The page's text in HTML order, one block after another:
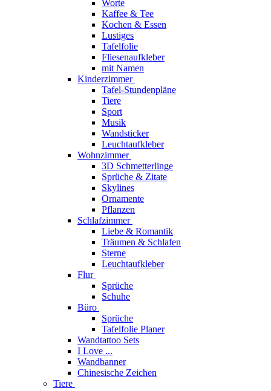
Worte
Kaffee & Tee
Kochen & Essen
Lustiges
Tafelfolie
Fliesenaufkleber
mit Namen
Kinderzimmer
Tafel-Stundenpläne
Tiere
Sport
Musik
Wandsticker
Leuchtaufkleber
Wohnzimmer
3D Schmetterlinge
Sprüche & Zitate
Skylines
Ornamente
Pflanzen
Schlafzimmer
Liebe & Romantik
Träumen & Schlafen
Sterne
Leuchtaufkleber
Flur
Sprüche
Schuhe
Büro
Sprüche
Tafelfolie Planer
Wandtattoo Sets
I Love ...
Wandbanner
Chinesische Zeichen
Tiere